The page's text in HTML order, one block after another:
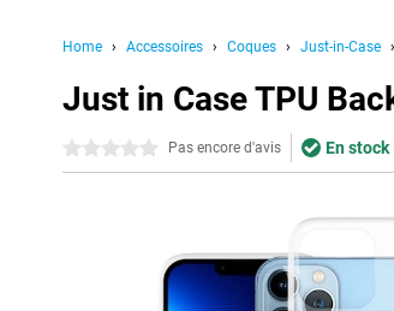
Home Accessoires Coques Just-in-Case
Just in Case TPU
0 étoiles Pas encore d'avis En stock